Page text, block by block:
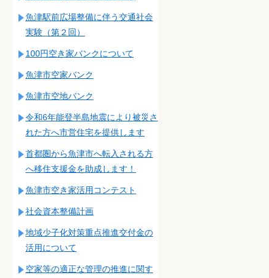
魚津駅前広場整備に伴う交通社会
実験（第２回）
100円空き家バンクについて
魚津市空家バンク
魚津市空地バンク
令和6年能登半島地震により被災さ
れた方へ市営住宅を提供します
首都圏から魚津市へ転入される方
へ移住支援金を助成します！
魚津市空き家活用コンテスト
社会資本整備計画
地域少子化対策重点推進交付金の
活用について
空家等の適正な管理の推進に関す